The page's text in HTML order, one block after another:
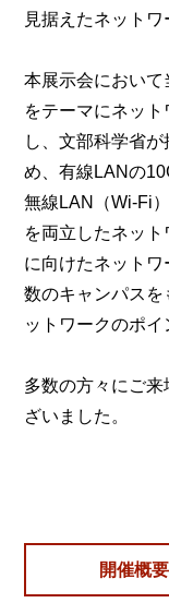
見据えたネットワ
本展示会において
をテーマにネッ
し、文部科学省
め、有線LANの
無線LAN（Wi-Fi
を両立したネッ
に向けたネット
数のキャンパス
ットワークのポイ
多数の方々にご
ざいました。
開催概要